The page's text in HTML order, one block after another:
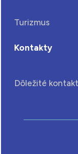
Turizmus
Kontakty
Dôležité